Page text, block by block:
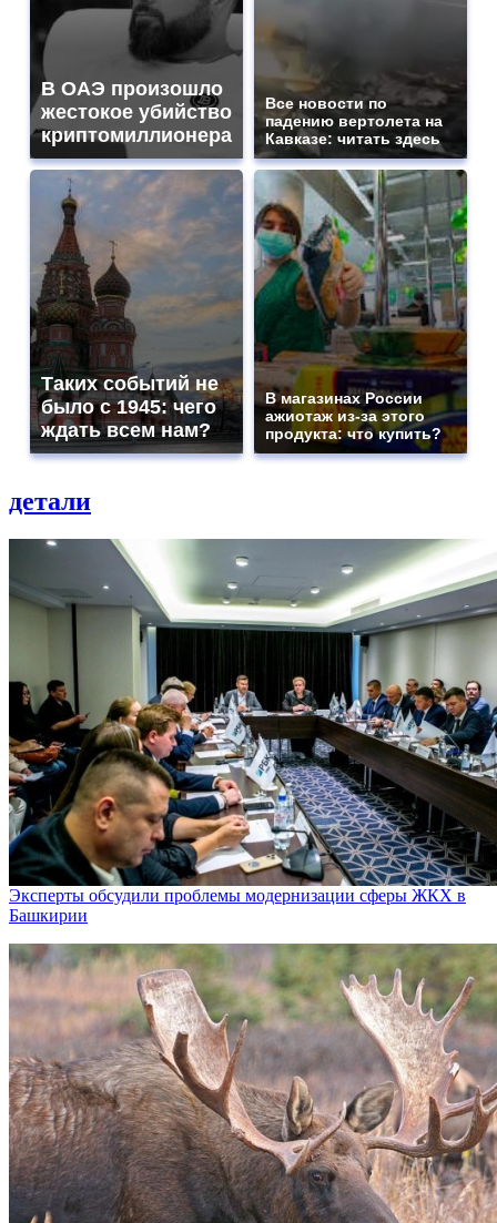
В ОАЭ произошло
жестокое убийство
криптомиллионера
Все новости по
падению вертолета на
Кавказе: читать здесь
Таких событий не
было с 1945: чего
ждать всем нам?
В магазинах России
ажиотаж из-за этого
продукта: что купить?
детали
Эксперты обсудили проблемы модернизации сферы ЖКХ в
Башкирии